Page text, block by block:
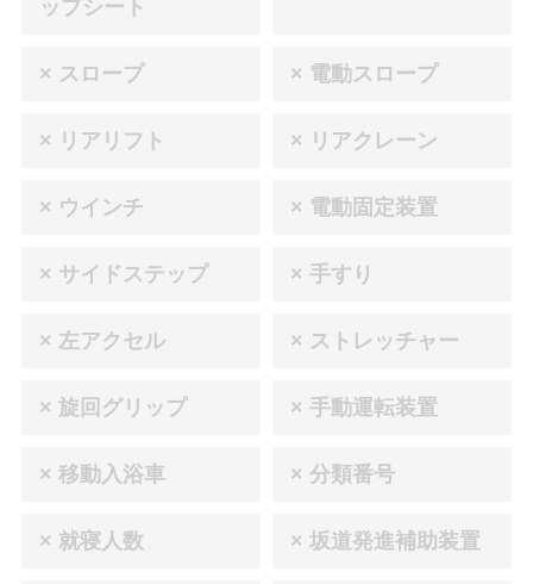
ップシート
× スロープ × 電動スロープ
× リアリフト × リアクレーン
× ウインチ × 電動固定装置
× サイドステップ × 手すり
× 左アクセル × ストレッチャー
× 旋回グリップ × 手動運転装置
× 移動入浴車 × 分類番号
× 就寝人数 × 坂道発進補助装置